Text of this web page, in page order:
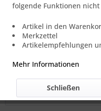
Preis und
Benachrichtigen
folgende Funktionen
Artikel in den
Merkzettel
Artikelempfehlungen
Mehr Informationen
Schließen